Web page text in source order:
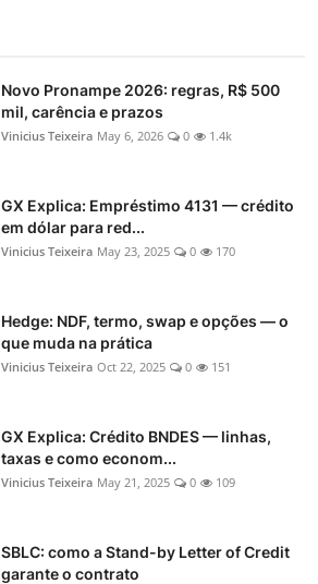
Novo Pronampe 2026: regras, R$ 500
mil, carência e prazos
Vinicius Teixeira May 6, 2026 0 1.4k
GX Explica: Empréstimo 4131 — crédito
em dólar para red...
Vinicius Teixeira May 23, 2025 0 170
Hedge: NDF, termo, swap e opções — o
que muda na prática
Vinicius Teixeira Oct 22, 2025 0 151
GX Explica: Crédito BNDES — linhas,
taxas e como econom...
Vinicius Teixeira May 21, 2025 0 109
SBLC: como a Stand-by Letter of Credit
garante o contrato